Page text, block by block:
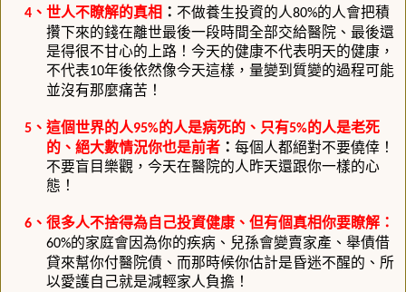
4 、世人不瞭解的真相 ： 不做養生投資的人80%的人會把積
攢下來的錢在離世最後一段時間全部交給醫院、最後還
是得很不甘心的上路！今天的健康不代表明天的健康，
不代表10年後依然像今天這樣，量變到質變的過程可能
並沒有那麼痛苦！
5 、這個世界的人95%的人是病死的、只有5%的人是老死
的、絕大數情況你也是前者 ： 每個人都絕對不要僥倖！
不要盲目樂觀，今天在醫院的人昨天還跟你一樣的心
態！
6 、很多人不捨得為自己投資健康、但有個真相你要瞭解：
60%的家庭會因為你的疾病、兒孫會變賣家產、舉債借
貸來幫你付醫院債、而那時候你估計是昏迷不醒的、所
以愛護自己就是減輕家人負擔！